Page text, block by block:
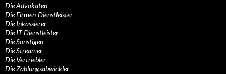
Die Advokaten
Die Firmen-Dienstleister
Die Inkassierer
Die IT-Dienstleister
Die Sonstigen
Die Streamer
Die Vertriebler
Die Zahlungsabwickler